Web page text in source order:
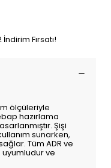
Fırsatı!
ölçüleriyle
hazırlama
Şişi
sunarken,
Tüm ADR ve
uyumludur ve